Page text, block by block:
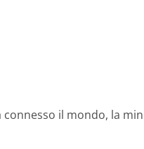
connesso il mondo, la